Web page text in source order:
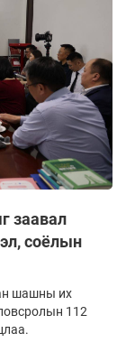
заавал
соёлын
шашны их
112